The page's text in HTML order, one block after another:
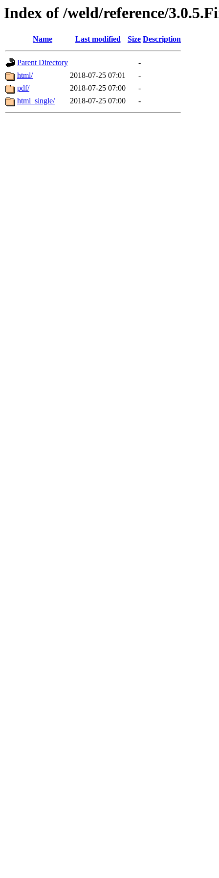
Index of /weld/reference/
Name Last modified Size Description
Parent Directory
-
html/
2018-07-25 07:01
-
pdf/
2018-07-25 07:00
-
html_single/
2018-07-25 07:00 -